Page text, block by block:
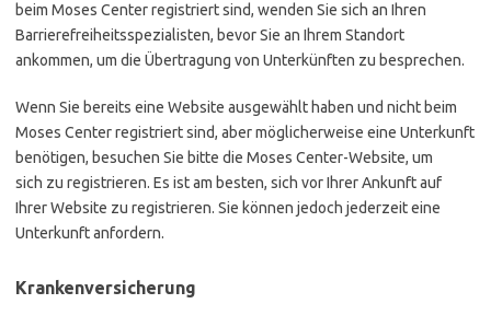
beim Moses Center registriert sind, wenden Sie sich an Ihren
Barrierefreiheitsspezialisten, bevor Sie an Ihrem Standort
ankommen, um die Übertragung von Unterkünften zu besprechen.
Wenn Sie bereits eine Website ausgewählt haben und nicht beim
Moses Center registriert sind, aber möglicherweise eine Unterkunft
benötigen, besuchen Sie bitte die Moses Center-Website, um
sich zu registrieren. Es ist am besten, sich vor Ihrer Ankunft auf
Ihrer Website zu registrieren. Sie können jedoch jederzeit eine
Unterkunft anfordern.
Krankenversicherung